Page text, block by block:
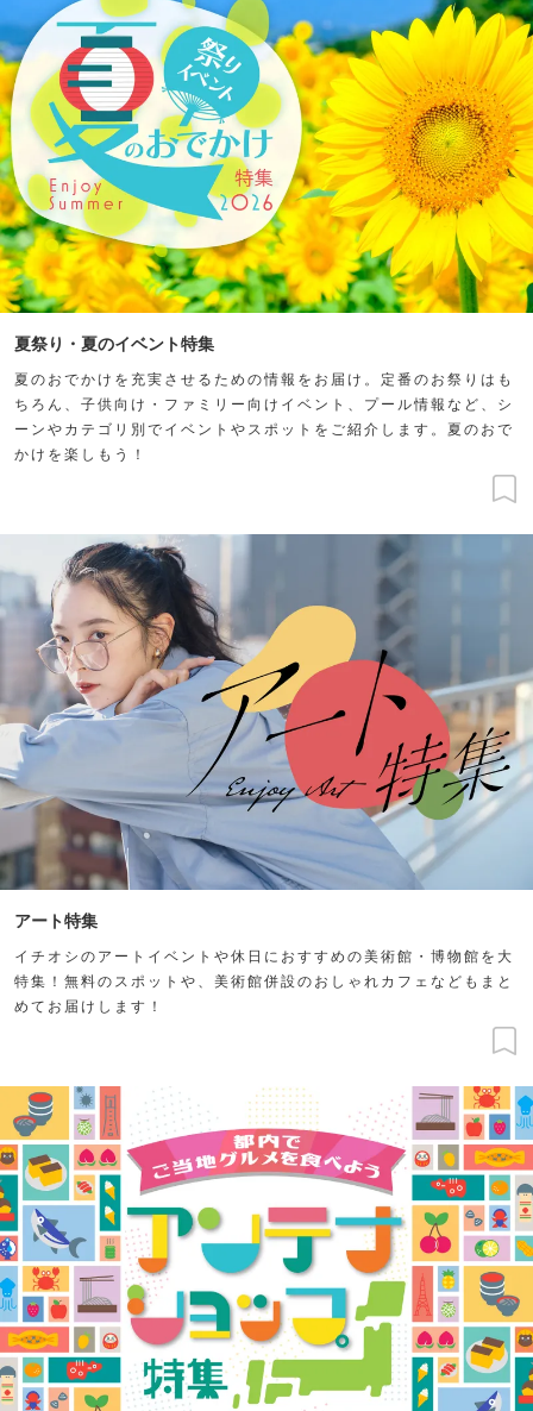
夏祭り・夏のイベント特集
夏のおでかけを充実させるための情報をお届け。定番のお祭りはも
ちろん、子供向け・ファミリー向けイベント、プール情報など、シ
ーンやカテゴリ別でイベントやスポットをご紹介します。夏のおで
かけを楽しもう！
アート特集
イチオシのアートイベントや休日におすすめの美術館・博物館を大
特集！無料のスポットや、美術館併設のおしゃれカフェなどもまと
めてお届けします！